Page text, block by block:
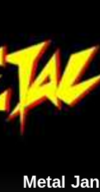
Metal Jan